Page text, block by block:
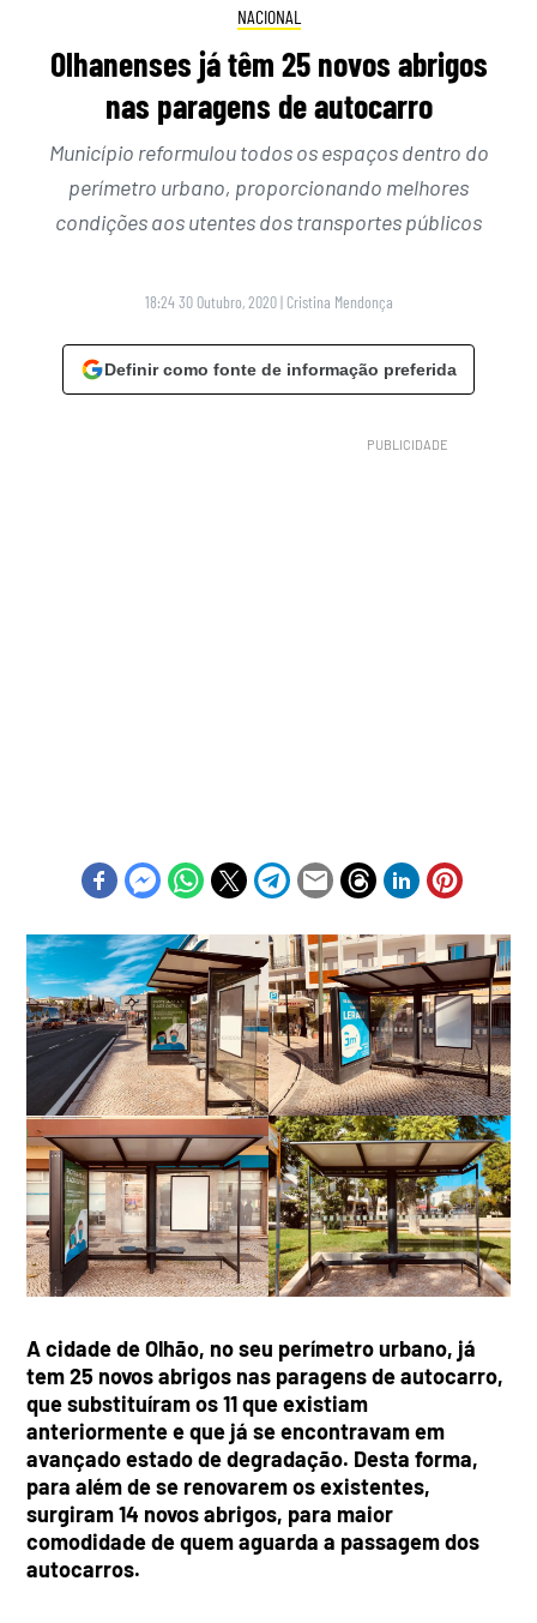
NACIONAL
Olhanenses já têm 25 novos abrigos
nas paragens de autocarro
Município reformulou todos os espaços dentro do
perímetro urbano, proporcionando melhores
condições aos utentes dos transportes públicos
18:24 30 Outubro, 2020 | Cristina Mendonça
Definir como fonte de informação preferida
A cidade de Olhão, no seu perímetro urbano, já
tem 25 novos abrigos nas paragens de autocarro,
que substituíram os 11 que existiam
anteriormente e que já se encontravam em
avançado estado de degradação. Desta forma,
para além de se renovarem os existentes,
surgiram 14 novos abrigos, para maior
comodidade de quem aguarda a passagem dos
autocarros.